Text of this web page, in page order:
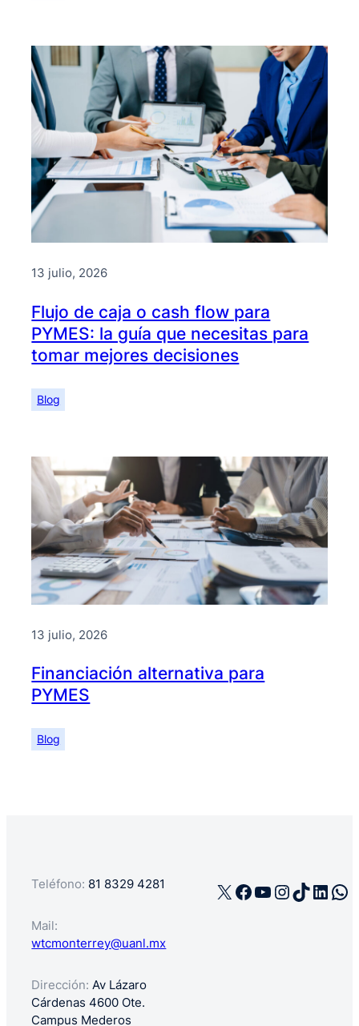
13 julio, 2026
Flujo de caja o cash flow para
PYMES: la guía que necesitas para
tomar mejores decisiones
Blog
13 julio, 2026
Financiación alternativa para
PYMES
Blog
Teléfono: 81 8329 4281
Mail:
wtcmonterrey@uanl.mx
Dirección: Av Lázaro
Cárdenas 4600 Ote.
Campus Mederos
X Facebook
YouTube
TikTok